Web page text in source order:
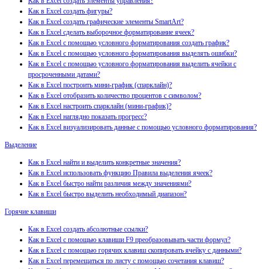
Как в Excel создать фигуры?
Как в Excel создать графические элементы SmartArt?
Как в Excel сделать выборочное форматирование ячеек?
Как в Excel с помощью условного форматирования создать график?
Как в Excel с помощью условного форматирования выделять ошибки?
Как в Excel с помощью условного форматирования выделить ячейки с
просроченными датами?
Как в Excel построить мини-график (спарклайн)?
Как в Excel отобразить количество процентов с символом?
Как в Excel настроить спарклайн (мини-график)?
Как в Excel наглядно показать прогресс?
Как в Excel визуализировать данные с помощью условного форматирования?
Выделение
Как в Excel найти и выделить конкретные значения?
Как в Excel использовать функцию Правила выделения ячеек?
Как в Excel быстро найти различия между значениями?
Как в Excel быстро выделить необходимый диапазон?
Горячие клавиши
Как в Excel создать абсолютные ссылки?
Как в Excel с помощью клавиши F9 преобразовывать части формул?
Как в Excel с помощью горячих клавиш скопировать ячейку с данными?
Как в Excel перемещаться по листу с помощью сочетания клавиш?